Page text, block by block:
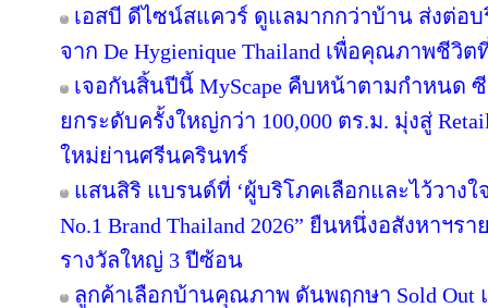
เอสบี ดีไซน์สแควร์ ดูแลมากกว่าบ้าน ส่งต่อ
จาก De Hygienique Thailand เพื่อคุณภาพชี
เจอกันสิ้นปีนี้ MyScape คืบหน้าตามกำหนด
ยกระดับครั้งใหญ่กว่า 100,000 ตร.ม. มุ่งสู่
ใหม่ย่านศรีนครินทร์
แสนสิริ แบรนด์ที่ ‘ผู้บริโภคเลือกและไว้วางใ
No.1 Brand Thailand 2026” ยืนหนึ่งอสังหาฯร
รางวัลใหญ่ 3 ปีซ้อน
ลูกค้าเลือกบ้านคุณภาพ ดันพฤกษา Sold Out